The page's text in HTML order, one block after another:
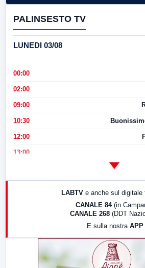
PALINSESTO TV
LUNEDI 03/08
00:00
02:00
09:00
10:30
12:00
13:00
LABTV e anche sul digitale
CANALE 84 (in
CANALE 268 (DDT
E sulla nostra APP